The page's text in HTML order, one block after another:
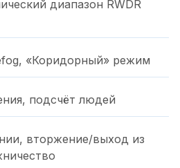
диапазон RWDR
«Коридорный» режим
подсчёт людей
вторжение/выход из